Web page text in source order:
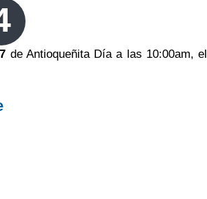
de Antioqueñita Día a las 10:00am, el